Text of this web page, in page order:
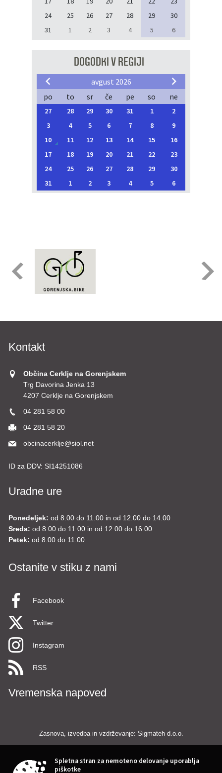
24
25 26 27 28 29
30
31
1 2 3 4 5 6
DOGODKI V REGIJI
avgust 2026
po
to sr če pe so ne
27 28 29 30 31 1
2
3
4 5 6 7 8
9
10
11 12 13 14 15
16
17
18 19 20 21 22
23
24
25 26 27 28 29
30
31
1 2 3 4 5 6
Kontakt
Občina Cerklje na Gorenjskem
Trg Davorina Jenka 13
4207 Cerklje na Gorenjskem
04 281 58 00
04 281 58 20
obcinacerklje@siol.net
ID za DDV: SI14251086
Uradne ure
Ponedeljek: od 8.00 do 11.00 in od 12.00 do 14.00
Sreda: od 8.00 do 11.00 in od 12.00 do 16.00
Petek: od 8.00 do 11.00
Ostanite v stiku z nami
Facebook
Twitter
Instagram
RSS
Vremenska napoved
Zasnova, izvedba in vzdrževanje: Sigmateh d.o.o.
Splošni pogoji spletne strani |
Spletna stran za nemoteno delovanje uporablja
piškotke